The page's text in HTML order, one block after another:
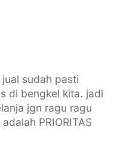
sudah pasti
di bengkel kita. jadi
jgn ragu ragu
PRIORITAS